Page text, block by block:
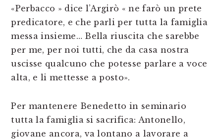
«Perbacco » dice l’Argirò « ne farò un prete
predicatore, e che parli per tutta la famiglia
messa insieme… Bella riuscita che sarebbe
per me, per noi tutti, che da casa nostra
uscisse qualcuno che potesse parlare a voce
alta, e li mettesse a posto».
Per mantenere Benedetto in seminario
tutta la famiglia si sacrifica: Antonello,
giovane ancora, va lontano a lavorare a